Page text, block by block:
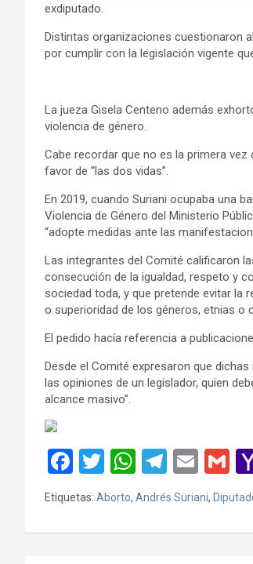
exdiputado.
Distintas organizaciones cuestionaron
por cumplir con la legislación vigente
La jueza Gisela Centeno además
violencia de género.
Cabe recordar que no es la primera
favor de “las dos vidas”.
En 2019, cuando Suriani ocupaba una
Violencia de Género del Ministerio
“adopte medidas ante las
Las integrantes del Comité calificaron
consecución de la igualdad, respeto y
sociedad toda, y que pretende evitar la
o superioridad de los géneros, etnias o
El pedido hacía referencia a
Desde el Comité expresaron que
las opiniones de un legislador, quien
alcance masivo”.
F
a
ce
b
T
wi
tt
er
W
h
at
s
T
el
e
gr
E
m
ail
G
m
ail
Etiquetas: Aborto, Andrés Suriani,